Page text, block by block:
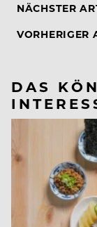
NÄCHSTER
VORHERIGER
DAS